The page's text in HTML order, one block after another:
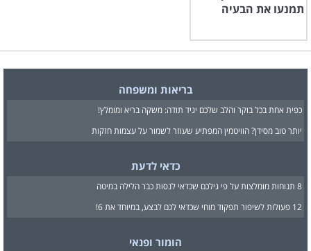
בריאות ומשפחה
כפית אחת בכל בוקר והלב שלכם יגיד תודה: משקה בריא ומומלץ!
יותר טוב מסידן? הוויטמין המפתיע שעוזר לשמור על עצמות חזקות
כדאי לדעת
8 תנוחות מומלצות על פי גילכם שכדאי לנסות כבר הלילה במיטה
12 פעולות לשיפור תפקוד מוחי שכדאי לכם לבצע, במיוחד את 6!
הומור ופנאי